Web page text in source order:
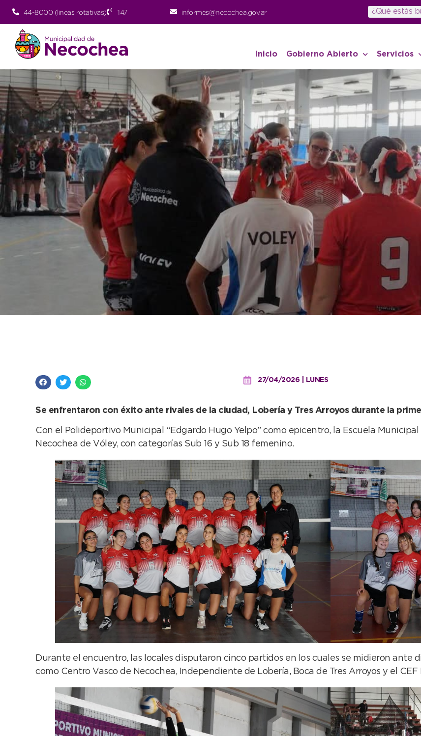
44-8000 (lineas rotativas) 147 informes@necochea.gov.ar
Inicio Gobierno Abierto Servicios
27/04/2026 | LUNES
Se enfrentaron con éxito ante rivales de la ciudad, Lobería y Tres Arroyos durante la
Con el Polideportivo Municipal “Edgardo Hugo Yelpo” como epicentro, la Escuela
Necochea de Vóley, con categorías Sub 16 y Sub 18 femenino.
Durante el encuentro, las locales disputaron cinco partidos en los cuales se midieron ante
como Centro Vasco de Necochea, Independiente de Lobería, Boca de Tres Arroyos y el CEF